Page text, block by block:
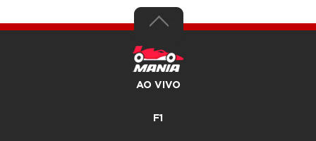
AO VIVO
F1